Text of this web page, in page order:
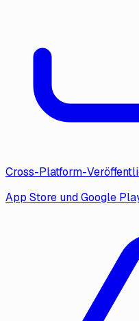
Cross-Platform-
App Store und Google